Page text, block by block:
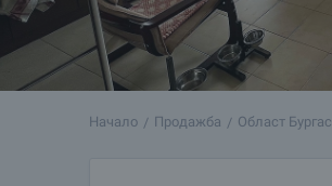
Начало Продажба Област Бургас